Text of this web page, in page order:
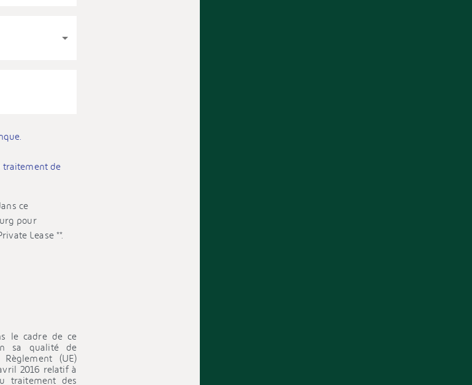
traitement de
formulaire sont
traitement, afin de
sur nos
contractuelles.
vous n’êtes pas
données effectués
des données et
Protection des
ce
pour
Lease **.
le cadre de ce
sa qualité de
(UE)
2016 relatif à
traitement des